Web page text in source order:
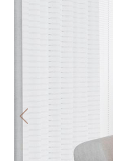
Previous